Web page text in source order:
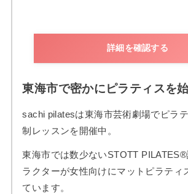
詳細を確認する
東海市で密かにピラティスを
sachi pilatesは東海市芸術劇場でピラ
制レッスンを開催中。
東海市では数少ないSTOTT PILATES®︎
ラクターが女性向けにマットピラティ
ています。